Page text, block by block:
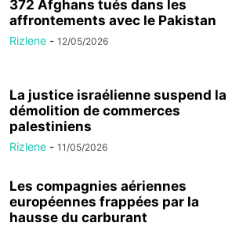
372 Afghans tués dans les
affrontements avec le Pakistan
Rizlene - 12/05/2026
La justice israélienne suspend la
démolition de commerces
palestiniens
Rizlene - 11/05/2026
Les compagnies aériennes
européennes frappées par la
hausse du carburant